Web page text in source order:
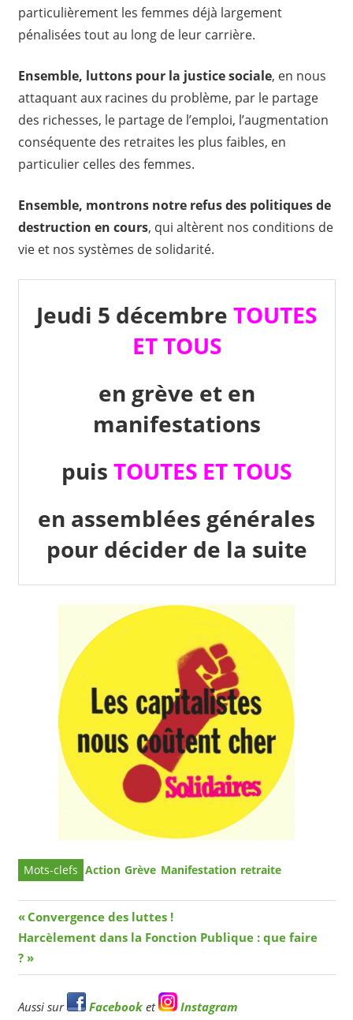
particulièrement les femmes déjà largement
pénalisées tout au long de leur carrière.
Ensemble, luttons pour la justice sociale, en nous
attaquant aux racines du problème, par le partage
des richesses, le partage de l’emploi, l’augmentation
conséquente des retraites les plus faibles, en
particulier celles des femmes.
Ensemble, montrons notre refus des politiques de
destruction en cours, qui altèrent nos conditions de
vie et nos systèmes de solidarité.
Jeudi 5 décembre TOUTES
ET TOUS
en grève et en
manifestations
puis TOUTES ET TOUS
en assemblées générales
pour décider de la suite
Action Grève Manifestation retraite
Navigation
de
l’article
Article
précédent
Convergence des luttes !
Article
suivant
Harcèlement dans la Fonction Publique : que faire
?
Aussi sur Facebooket Instagram